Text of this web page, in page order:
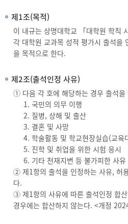
제1조(목적)
이 내규는 상명대학교 「대학원 학칙
각 대학원 교과목 성적 평가시 출석을
을 목적으로 한다.
제2조(출석인정 사유)
① 다음 각 호에 해당하는 경우 출석을
국민의 의무 이행
질병, 상해 및 출산
결혼 및 사망
학술활동 및 학교현장실습(교육
진학 및 취업을 위한 시험 응시
기타 천재지변 등 불가피한 사유
② 제1항의 출석을 인정하는 사유, 허
다.
③ 제1항의 사유에 따른 출석인정 합
경우에는 합산하지 않는다. <개정